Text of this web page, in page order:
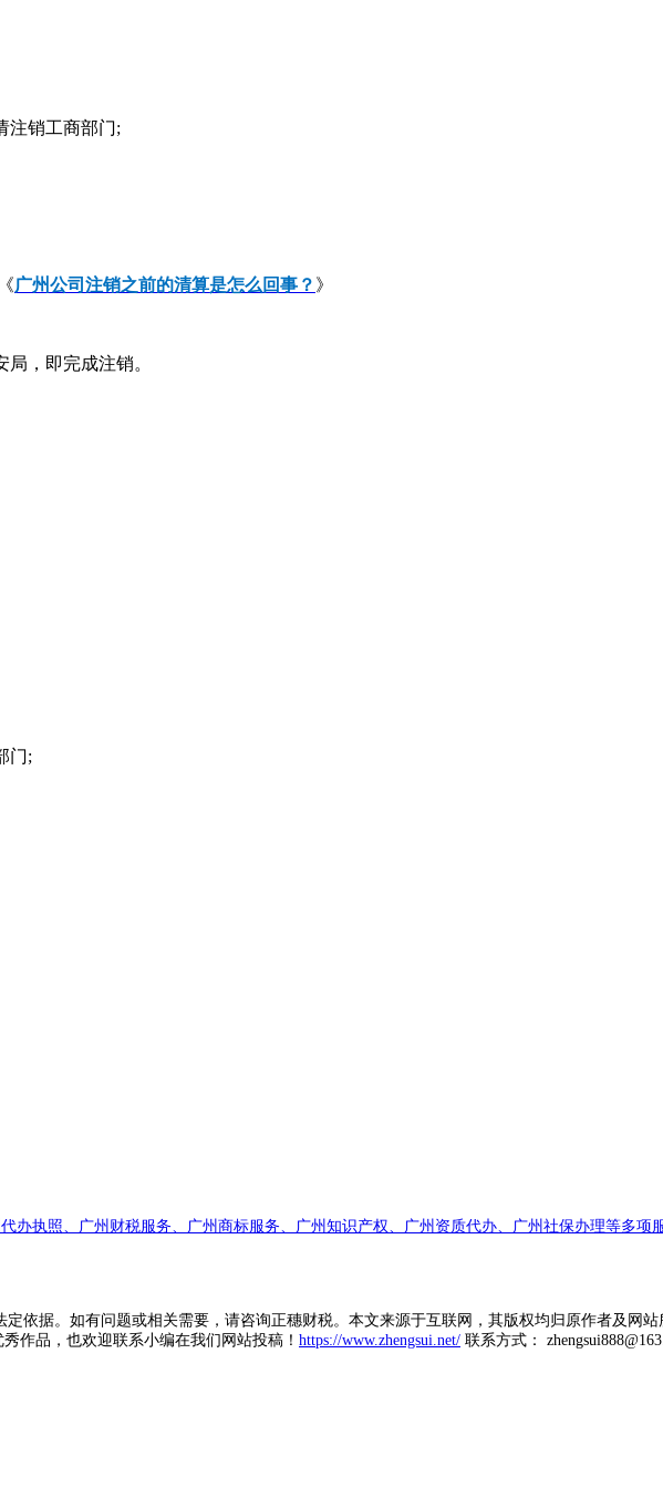
销工商部门;
广州公司注销之前的清算是怎么回事？ 》
，即完成注销。
门;
办执照、广州财税服务、广州商标服务、广州知识产权、广州资质代办、广州社保办理等多项
依据。如有问题或相关需要，请咨询正穗财税。本文来源于互联网，其版权均归原作者及网
作品，也欢迎联系小编在我们网站投稿！ https://www.zhengsui.net/ 联系方式：